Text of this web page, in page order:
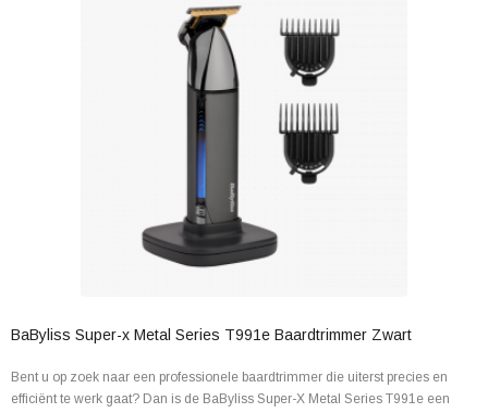
BaByliss Super-x Metal Series T991e Baardtrimmer Zwart
Bent u op zoek naar een professionele baardtrimmer die uiterst precies en
efficiënt te werk gaat? Dan is de BaByliss Super-X Metal Series T991e een